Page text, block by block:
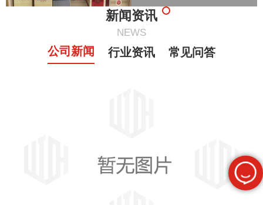
储藏名酒一定要存放在避
光、阴凉、通风较好的地
会变得模糊，酒瓶口的封膜
新闻资讯
NEWS
公司新闻 行业资讯 常见问答